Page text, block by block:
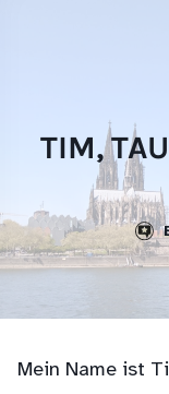
TIM,
Mein Name ist